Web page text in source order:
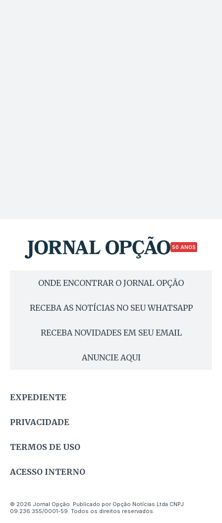
50 ANOS
ONDE ENCONTRAR O JORNAL OPÇÃO
RECEBA AS NOTÍCIAS NO SEU WHATSAPP
RECEBA NOVIDADES EM SEU EMAIL
ANUNCIE AQUI
EXPEDIENTE
PRIVACIDADE
TERMOS DE USO
ACESSO INTERNO
© 2026 Jornal Opção. Publicado por Opção Notícias Ltda CNPJ
09.236.355/0001-59. Todos os direitos reservados.